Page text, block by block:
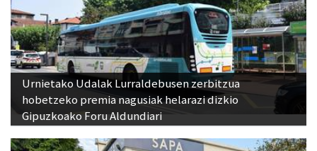
Urnietako Udalak Lurraldebusen zerbitzua
hobetzeko premia nagusiak helarazi dizkio
Gipuzkoako Foru Aldundiari